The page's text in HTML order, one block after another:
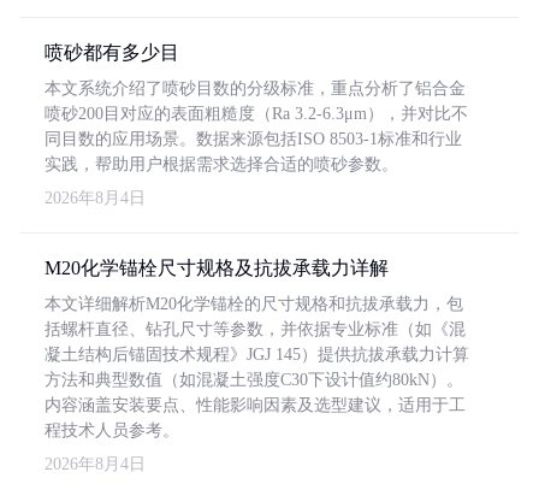
喷砂都有多少目
本文系统介绍了喷砂目数的分级标准，重点分析了铝合金
喷砂200目对应的表面粗糙度（Ra 3.2-6.3μm），并对比不
同目数的应用场景。数据来源包括ISO 8503-1标准和行业
实践，帮助用户根据需求选择合适的喷砂参数。
2026年8月4日
M20化学锚栓尺寸规格及抗拔承载力详解
本文详细解析M20化学锚栓的尺寸规格和抗拔承载力，包
括螺杆直径、钻孔尺寸等参数，并依据专业标准（如《混
凝土结构后锚固技术规程》JGJ 145）提供抗拔承载力计算
方法和典型数值（如混凝土强度C30下设计值约80kN）。
内容涵盖安装要点、性能影响因素及选型建议，适用于工
程技术人员参考。
2026年8月4日